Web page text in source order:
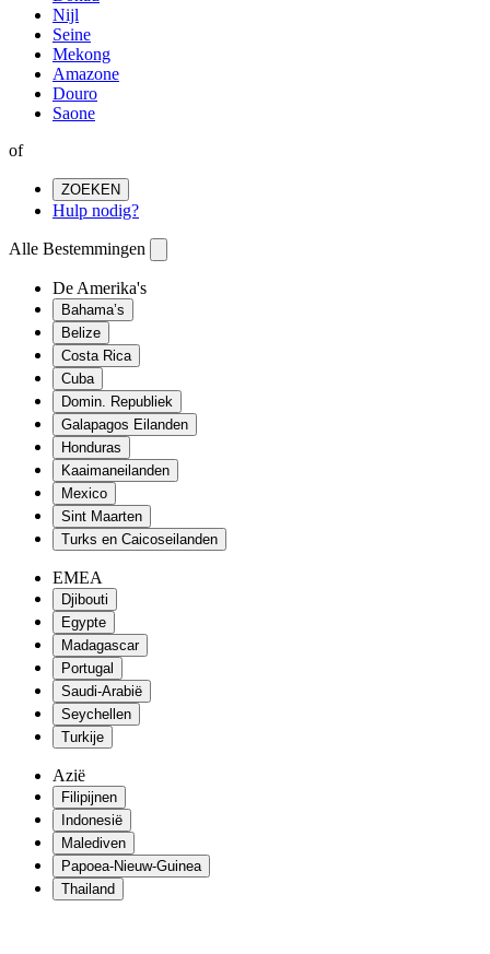
Nijl
Seine
Mekong
Amazone
Douro
Saone
of
ZOEKEN
Hulp nodig?
Alle Bestemmingen
De Amerika's
Bahama’s
Belize
Costa Rica
Cuba
Domin. Republiek
Galapagos Eilanden
Honduras
Kaaimaneilanden
Mexico
Sint Maarten
Turks en Caicoseilanden
EMEA
Djibouti
Egypte
Madagascar
Portugal
Saudi-Arabië
Seychellen
Turkije
Azië
Filipijnen
Indonesië
Malediven
Papoea-Nieuw-Guinea
Thailand